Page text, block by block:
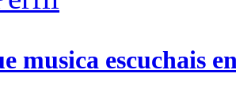
musica escuchais